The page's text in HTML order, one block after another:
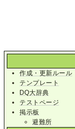
作成・更新ルール
テンプレート
DQ大辞典
テストページ
掲示板
避難所